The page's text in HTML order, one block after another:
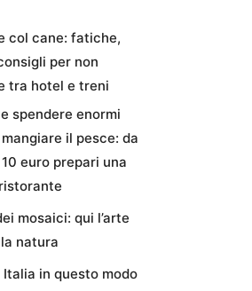
col cane: fatiche,
per non
tra hotel e treni
spendere enormi
il pesce: da
euro prepari una
mosaici: qui l’arte
natura
in questo modo